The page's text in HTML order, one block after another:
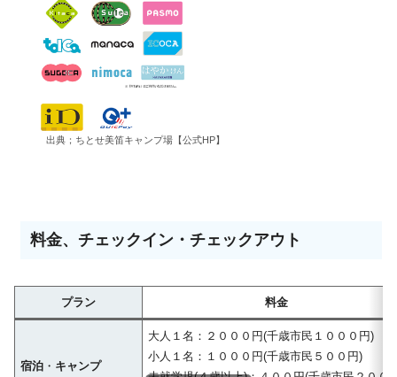
出典；ちとせ美笛キャンプ場【公式HP】
料金、チェックイン・チェックアウト
プラン 料金
宿泊 ・ キャンプ
大人１名：２０００円(千歳市民１０００円)
小人１名：１０００円(千歳市民５００円)